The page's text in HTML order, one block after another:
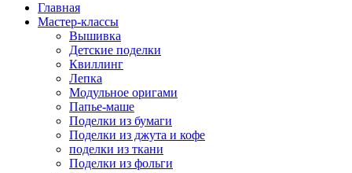
Главная
Мастер-классы
Вышивка
Детские поделки
Квиллинг
Лепка
Модульное оригами
Папье-маше
Поделки из бумаги
Поделки из джута и кофе
поделки из ткани
Поделки из фольги